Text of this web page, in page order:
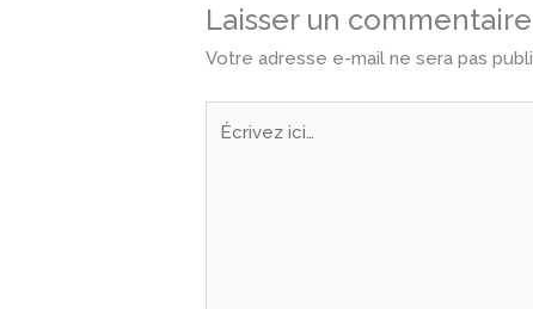
Laisser un commentaire
Votre adresse e-mail ne sera pas